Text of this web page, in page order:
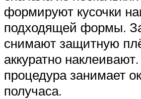
формируют кусочки
подходящей формы.
снимают защитную
аккуратно
процедура занимает
получаса.